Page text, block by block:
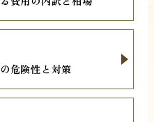
危険性と対策